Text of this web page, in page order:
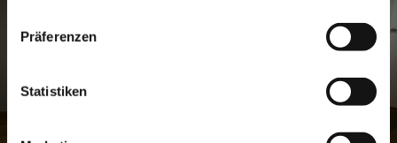
Präferenzen
Statistiken
‹ ›